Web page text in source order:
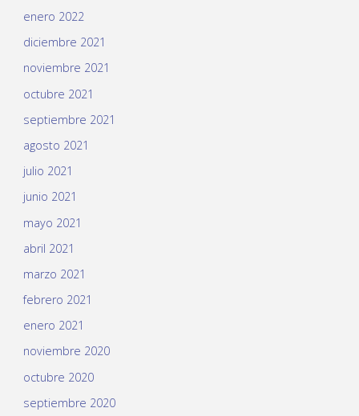
enero 2022
diciembre 2021
noviembre 2021
octubre 2021
septiembre 2021
agosto 2021
julio 2021
junio 2021
mayo 2021
abril 2021
marzo 2021
febrero 2021
enero 2021
noviembre 2020
octubre 2020
septiembre 2020